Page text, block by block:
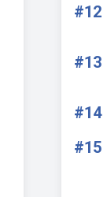
#12
#13
#14
#15